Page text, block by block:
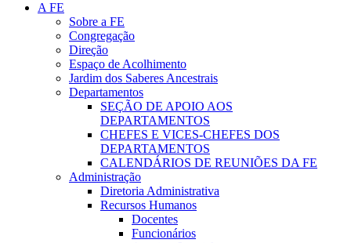
A FE
Sobre a FE
Congregação
Direção
Espaço de Acolhimento
Jardim dos Saberes Ancestrais
Departamentos
SEÇÃO DE APOIO AOS
DEPARTAMENTOS
CHEFES E VICES-CHEFES DOS
DEPARTAMENTOS
CALENDÁRIOS DE REUNIÕES DA FE
Administração
Diretoria Administrativa
Recursos Humanos
Docentes
Funcionários